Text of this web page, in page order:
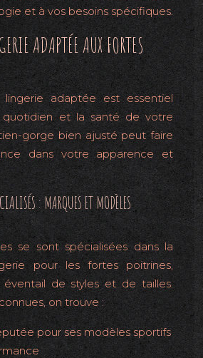
et à vos besoins spécifiques.
ADAPTÉE AUX FORTES
lingerie adaptée est essentiel
et la santé de votre
gorge bien ajusté peut faire
dans votre apparence et
: MARQUES ET MODÈLES
se sont spécialisées dans la
pour les fortes poitrines,
de styles et de tailles.
on trouve :
pour ses modèles sportifs